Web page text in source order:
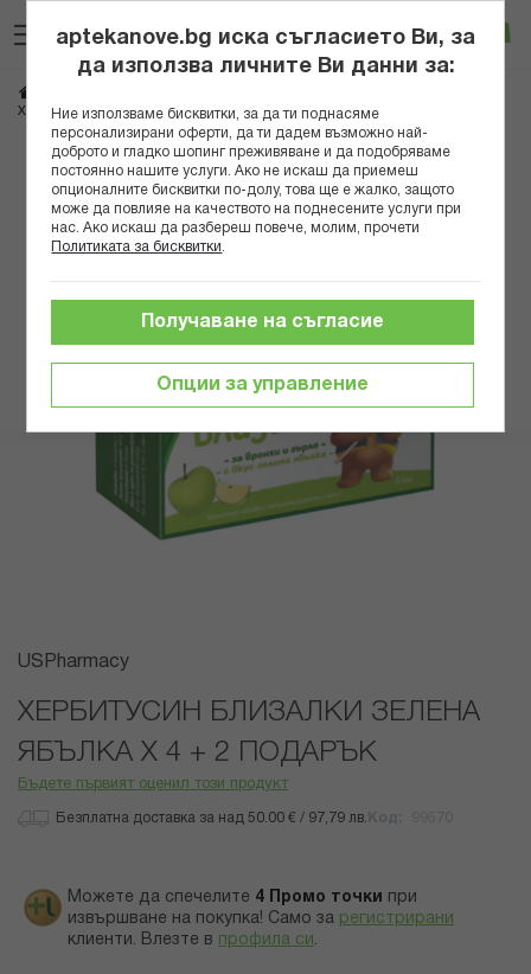
към
съдържанието
Вход
ХЕРБИТУСИН БЛИЗАЛКИ ЗЕЛЕНА ЯБЪЛКА Х 4 + 2 ПОДАРЪК
Преминете
края
Преминете
началото
галерия
със
USPharmacy
ХЕРБИТУСИН БЛИЗАЛКИ ЗЕЛЕНА
ЯБЪЛКА Х 4 + 2 ПОДАРЪК
Бъдете първият оценил този продукт
Безплатна доставка за над 50.00 € / 97,79 лв.
Можете да спечелите 4 Промо точки
при
извършване на покупка! Само за регистрирани
клиенти. Влезте в профила си .
aptekanove.bg иска съгласието Ви, за
да използва личните Ви данни за:
Ние използваме бисквитки, за да ти поднасяме
персонализирани оферти, да ти дадем възможно най-
доброто и гладко шопинг преживяване и да подобряваме
постоянно нашите услуги. Ако не искаш да приемеш
опционалните бисквитки по-долу, това ще е жалко, защото
може да повлияе на качеството на поднесените услуги при
нас. Ако искаш да разбереш повече, молим, прочети
Политиката за бисквитки
Опции за управление
Получаване на съгласие